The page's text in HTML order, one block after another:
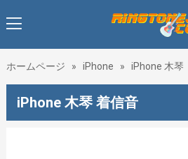
ホームページ » iPhone » iPhone 木琴
iPhone 木琴 着信音